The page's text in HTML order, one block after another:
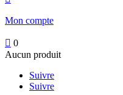
Mon compte
 0
Aucun produit
Suivre
Suivre